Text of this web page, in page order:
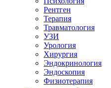
Рентген
Терапия
Травматология
УЗИ
Урология
Хирургия
Эндокринология
Эндоскопия
Физиотерапия